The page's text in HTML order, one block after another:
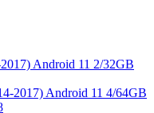
Android 11 2/32GB